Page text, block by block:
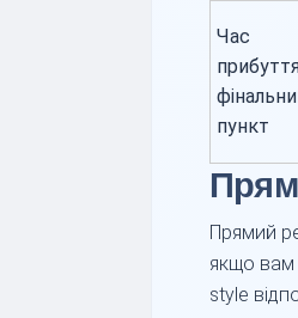
Час
пункт
Прямий
якщо вам
style